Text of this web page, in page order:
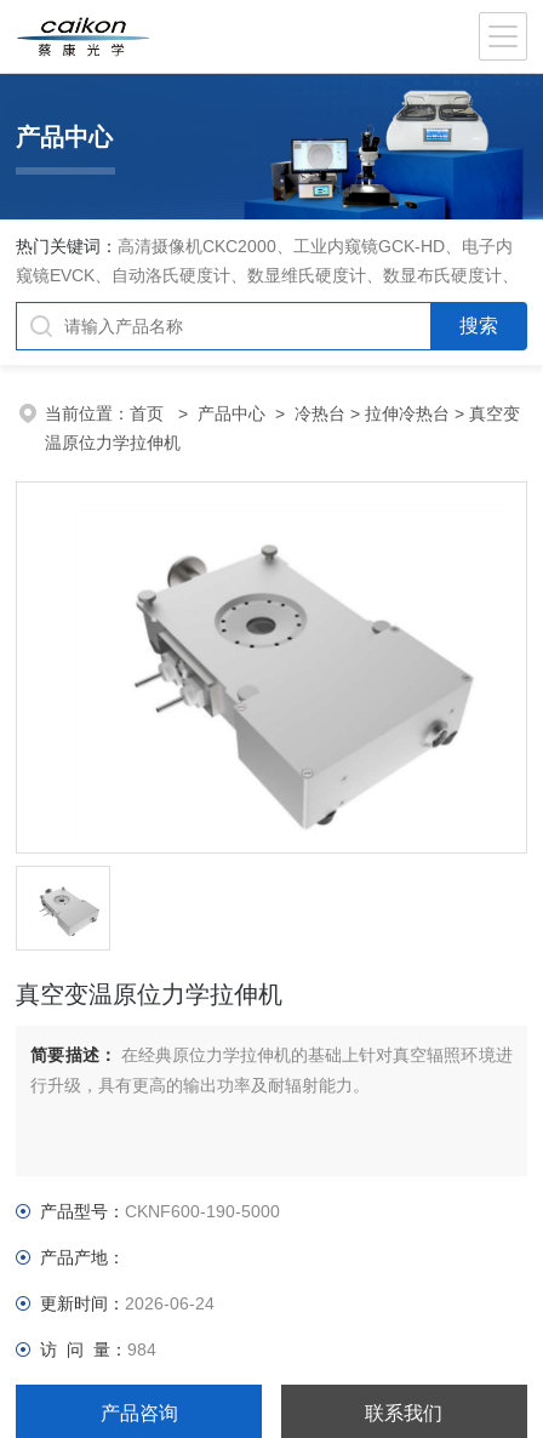
产品中心
热门关键词： 高清摄像机CKC2000、工业内窥镜GCK-HD、电子内
窥镜EVCK、自动洛氏硬度计、数显维氏硬度计、数显布氏硬度计、
数显维氏硬度计、液晶自动淬火试验机CK-IV-2、倒置金相显微镜
DMM-480C、透反射偏光显微镜XPF-550C、倒置生物显微镜XDS-
1、自动金相磨抛机YMPZ-2、金相磨平机MPJ-25
当前位置：首页 > 产品中心 >冷热台 >拉伸冷热台 > 真空变
温原位力学拉伸机
真空变温原位力学拉伸机
简要描述： 在经典原位力学拉伸机的基础上针对真空辐照环境进
行升级，具有更高的输出功率及耐辐射能力。
产品型号：CKNF600-190-5000
产品产地：
更新时间： 2026-06-24
访 问 量：984
产品咨询 联系我们